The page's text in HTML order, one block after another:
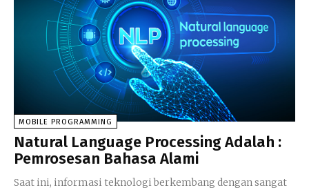
MOBILE PROGRAMMING
Natural Language Processing Adalah :
Pemrosesan Bahasa Alami
Saat ini, informasi teknologi berkembang dengan sangat